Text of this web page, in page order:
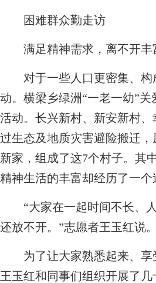
困难群众勤走访
满足精神需求，离不开丰
对于一些人口更密集、构
动。横梁乡绿洲“一老一幼”
活动。长兴新村、新安新村
过生态及地质灾害避险搬迁
新家，组成了这7个村子。其
精神生活的丰富却经历了一个
“大家在一起时间不长、人
还放不开。”志愿者王玉红说。
为了让大家熟悉起来、享
王玉红和同事们组织开展了